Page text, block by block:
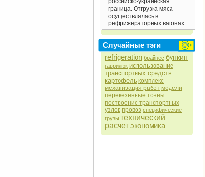
российско-украинская
граница. Отгрузка мяса
осуществлялась в
рефрижераторных вагонах....
Случайные тэги
refrigeration брайнес бункин
гаврилюк использование
транспортных средств
картофель комплекс
механизация работ модели
перевезенные тонны
построение транспортных
узлов провоз специфические
грузы технический
расчетэкономика